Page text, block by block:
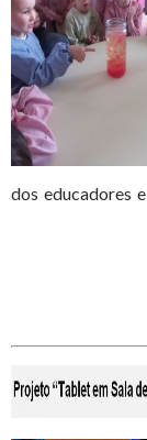
dos educadores